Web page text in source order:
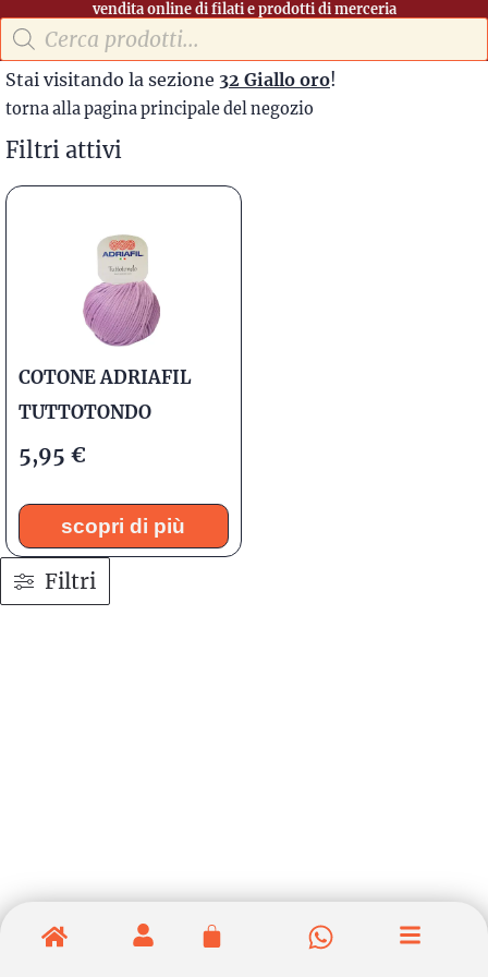
vendita online di filati e prodotti di merceria
Stai visitando la sezione 32 Giallo oro!
torna alla pagina principale del negozio
Filtri
Filtri attivi
COTONE ADRIAFIL
TUTTOTONDO
5,95 €
scopri di più